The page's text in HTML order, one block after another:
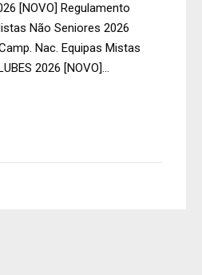
[NOVO] Regulamento
Não Seniores 2026
Nac. Equipas Mistas
2026 [NOVO]...